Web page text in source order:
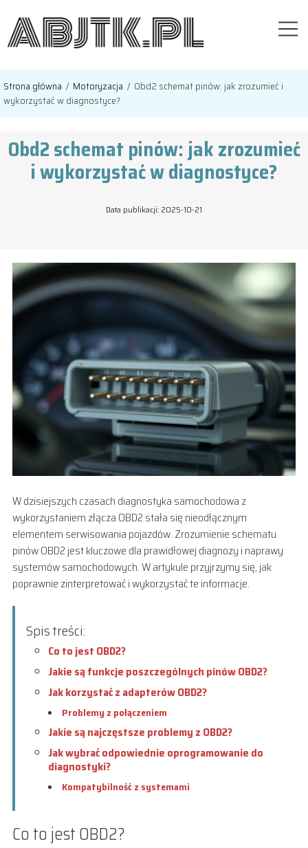
Strona główna / Motoryzacja / Obd2 schemat pinów: jak zrozumieć i
wykorzystać w diagnostyce?
Obd2 schemat pinów: jak zrozumieć
i wykorzystać w diagnostyce?
Data publikacji: 2025-10-21
W dzisiejszych czasach diagnostyka samochodowa z
wykorzystaniem złącza OBD2 stała się nieodłącznym
elementem serwisowania pojazdów. Zrozumienie schematu
pinów OBD2 jest kluczowe dla prawidłowej diagnozy i naprawy
systemów samochodowych. W artykule przyjrzymy się, jak
poprawnie zinterpretować i wykorzystać te informacje.
Spis treści:
Co to jest OBD2?
Jakie są funkcje poszczególnych pinów OBD2?
Jak korzystać z adapterów OBD2?
Problemy z połączeniem
Jakie są najczęstsze problemy z OBD2?
Jak wybrać odpowiednie oprogramowanie do
diagnostyki?
Kompatybilność z systemami
Co to jest OBD2?